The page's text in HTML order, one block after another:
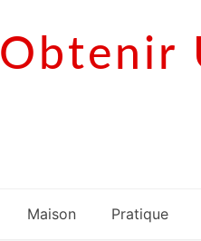
Obtenir
Maison Pratique